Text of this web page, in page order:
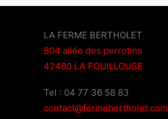
LA FERME BERTHOLET
804 allée des perrotins
42480 LA FOUILLOUSE
Tel : 04 77 36 58 83
contact@fermebertholet.com